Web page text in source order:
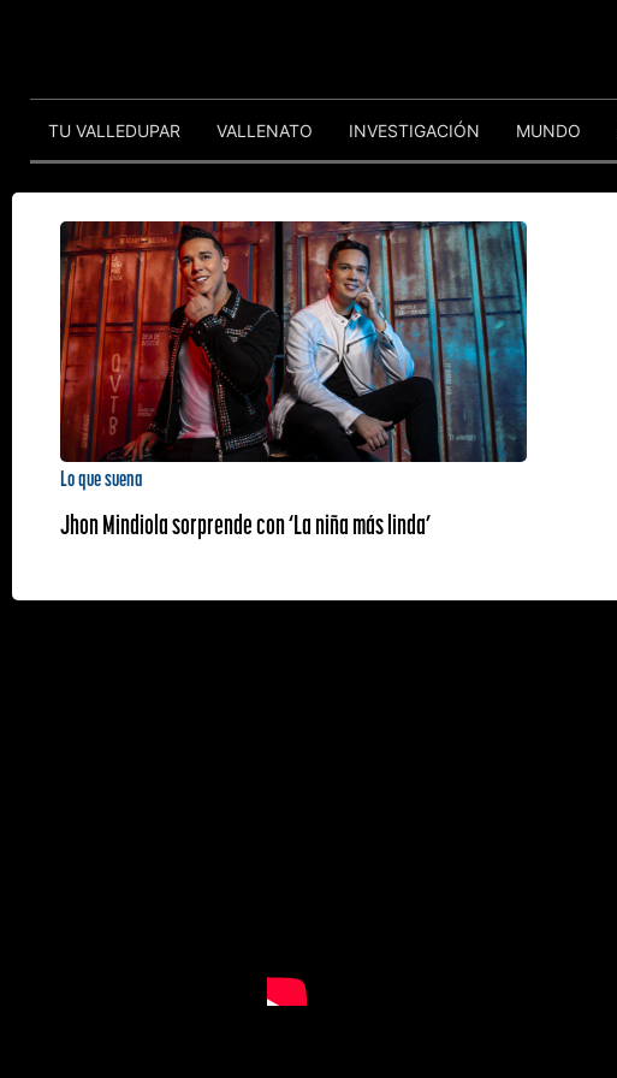
TU VALLEDUPAR VALLENATO INVESTIGACIÓN MUNDO
Lo que suena
Jhon Mindiola sorprende con ‘La niña más linda’